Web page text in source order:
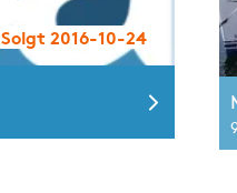
Solgt 2016-10-24